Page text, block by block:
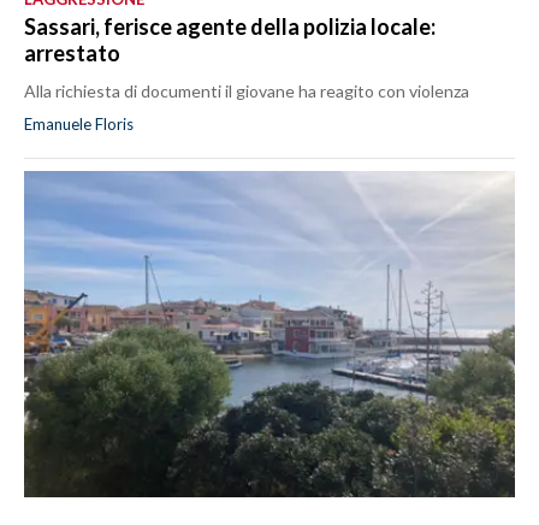
Sassari, ferisce agente della polizia locale:
arrestato
Alla richiesta di documenti il giovane ha reagito con violenza
Emanuele Floris